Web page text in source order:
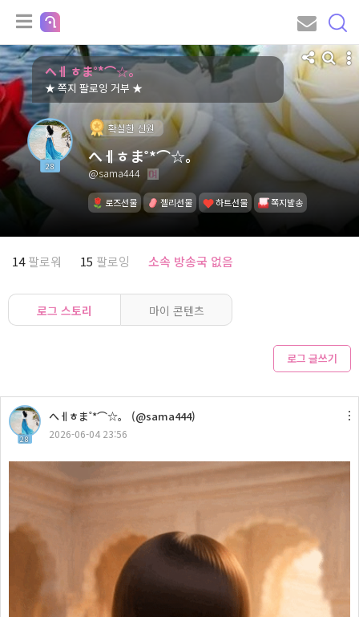
へㅔ ㅎま˚*⌒☆。
★ 쪽지 팔로잉 거부 ★
28
확실한 신원
へㅔㅎま˚*⌒☆。
@sama444
로즈선물 젤리선물 하트선물 쪽지발송
14팔로워 15 팔로잉 소속 방송국 없음
로그 스토리 마이 콘텐츠
로그 글쓰기
28
へㅔㅎま˚*⌒☆。 (@sama444)
2026-06-04 23:56